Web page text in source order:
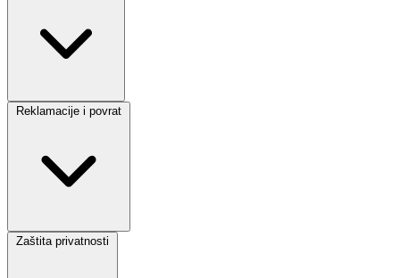
Reklamacije i povrat
Zaštita privatnosti